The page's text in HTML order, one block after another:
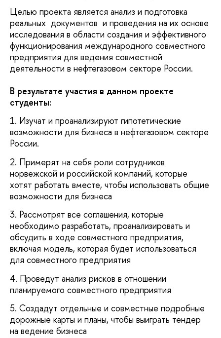
Целью проекта является анализ и подготовка
реальных документов и проведения на их основе
исследования в области создания и эффективного
функционирования международного совместного
предприятия для ведения совместной
деятельности в нефтегазовом секторе России.
В результате участия в данном проекте
студенты:
1. Изучат и проанализируют гипотетические
возможности для бизнеса в нефтегазовом секторе
России.
2. Примерят на себя роли сотрудников
норвежской и российской компаний, которые
хотят работать вместе, чтобы использовать общие
возможности для бизнеса
3. Рассмотрят все соглашения, которые
необходимо разработать, проанализировать и
обсудить в ходе совместного предприятия,
включая модель, которая будет использоваться
для совместного предприятия
4. Проведут анализ рисков в отношении
планируемого совместного предприятия
5. Создадут отдельные и совместные подробные
дорожные карты и планы, чтобы выиграть тендер
на ведение бизнеса